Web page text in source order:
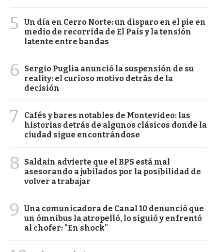
5
Un día en Cerro Norte: un disparo en el pie en
medio de recorrida de El País y la tensión
latente entre bandas
6
Sergio Puglia anunció la suspensión de su
reality: el curioso motivo detrás de la
decisión
7
Cafés y bares notables de Montevideo: las
historias detrás de algunos clásicos donde la
ciudad sigue encontrándose
8
Saldain advierte que el BPS está mal
asesorando a jubilados por la posibilidad de
volver a trabajar
9
Una comunicadora de Canal 10 denunció que
un ómnibus la atropelló, lo siguió y enfrentó
al chofer: "En shock"